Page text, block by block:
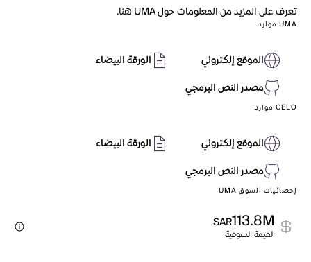
تعرف على المزيد من المعلومات حول UMA هنا.
UMA موارد
الموقع إلكتروني
الورقة البيضاء
مصدر النص البرمجي
CELO موارد
الموقع إلكتروني
الورقة البيضاء
مصدر النص البرمجي
إحصائيات السوق UMA
113.8M
SAR
القيمة السوقية